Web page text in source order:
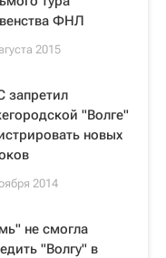
ФНЛ
2015
запретил
"Волге"
новых
2014
не смогла
"Волгу" в